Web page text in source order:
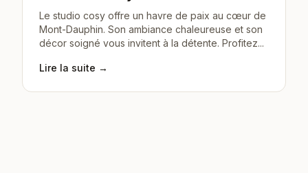
Le studio cosy offre un havre de paix au cœur de
Mont-Dauphin. Son ambiance chaleureuse et son
décor soigné vous invitent à la détente. Profitez...
Lire la suite →